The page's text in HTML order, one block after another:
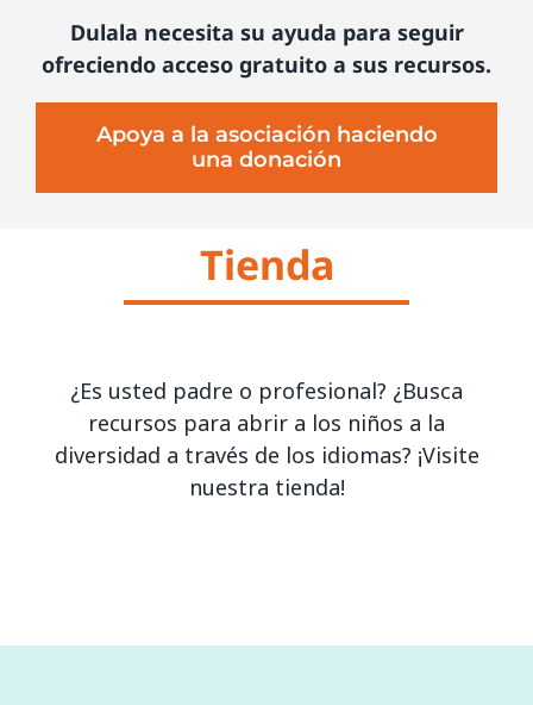
Dulala necesita su ayuda para seguir
ofreciendo acceso gratuito a sus recursos.
Apoya a la asociación haciendo
una donación
Tienda
¿Es usted padre o profesional? ¿Busca
recursos para abrir a los niños a la
diversidad a través de los idiomas? ¡Visite
nuestra tienda!